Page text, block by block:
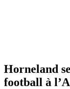
Horneland
football à